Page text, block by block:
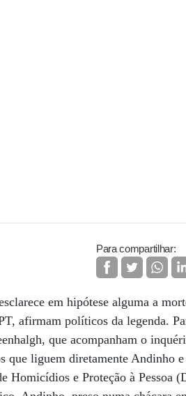
Para compartilhar:
em hipótese alguma a
afirmam políticos da legenda.
que acompanham o
que liguem diretamente Andinho e
Homicídios e Proteção à Pessoa